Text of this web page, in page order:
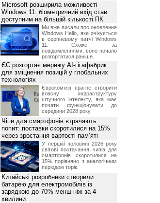
Microsoft розширила можливості
Windows 11: біометричний вхід став
доступним на більшій кількості ПК
Ми вже писали про оновлення
Windows Hello, яке очікується
в серпневому патчі Windows
11. Схоже, за
повідомленнями, воно почало
розгортатися раніше.
ЄС розгортає мережу AI-гігафабрик
для зміцнення позицій у глобальних
технологіях
Єврокомісія прагне створити
власну інфраструктуру
штучного інтелекту, яка має
почати функціонувати до
середини 2028 року
Чіпи для смартфонів втрачають
попит: поставки скоротилися на 15%
через зростання вартості пам’яті
У першій половині 2026 року
світові постачання чипів для
смартфонів скоротилися на
15% порівняно з аналогічним
періодом торік.
Китайські розробники створили
батарею для електромобілів із
зарядкою до 70% менш ніж за 4
хвилини